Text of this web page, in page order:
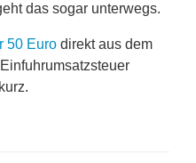
das sogar unterwegs.
50 Euro direkt aus dem